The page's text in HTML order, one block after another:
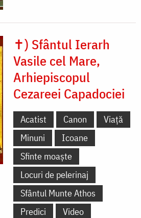
✝) Sfântul Ierarh
Vasile cel Mare,
Arhiepiscopul
Cezareei Capadociei
Acatist Canon
Viață
Minuni
Icoane
Sfinte moaște
Locuri de pelerinaj
Sfântul Munte Athos
Predici
Video